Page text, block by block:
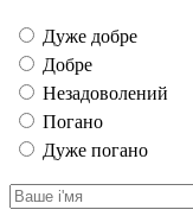
Дуже добре
Добре
Незадоволений
Погано
Дуже погано